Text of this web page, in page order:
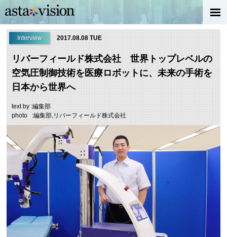
Interview 2017.08.08 TUE
リバーフィールド株式会社 世界トップレベルの
空気圧制御技術を医療ロボットに、未来の手術を
日本から世界へ
text by :編集部
photo :編集部,リバーフィールド株式会社